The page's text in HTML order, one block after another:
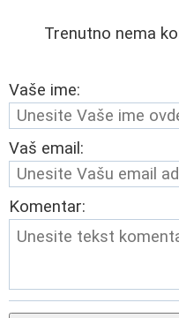
Trenutno nema
Vaše ime:
Vaš email:
Komentar: